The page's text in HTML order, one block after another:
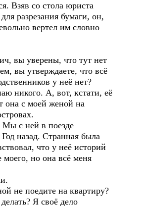
Взяв со стола юриста
разрезания бумаги, он,
вертел им словно
вы уверены, что тут нет
вы утверждаете, что всё
у неё нет?
никого. А, вот, кстати, её
она с моей женой на
Мы с ней в поезде
назад. Странная была
что у неё историй
но она всё меня
не поедите на квартиру?
Я своё дело